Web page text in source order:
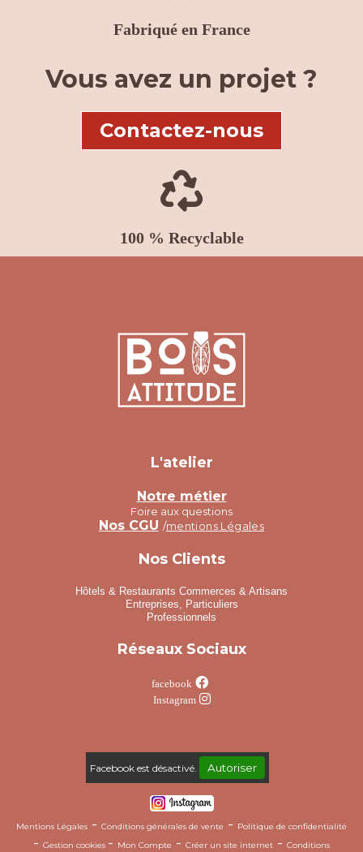
Fabriqué en France
Vous avez un projet ?
Contactez-nous

100 % Recyclable
L'atelier
Notre métier
Foire aux questions
Nos CGU /mentions Légales
Nos Clients
Hôtels & Restaurants Commerces & Artisans
Entreprises, Particuliers
Professionnels
Réseaux Sociaux
facebook 
Instagram 
Facebook est désactivé. Autoriser
Mentions Légales Conditions générales de vente
Politique de confidentialité
Gestion cookies
Mon Compte Créer un site internet Conditions